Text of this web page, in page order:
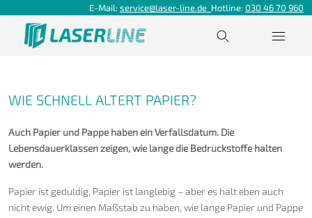
E-Mail: service@laser-line.de Hotline: 030 46 70 960
WIE SCHNELL ALTERT PAPIER?
Auch Papier und Pappe haben ein Verfallsdatum. Die
Lebensdauerklassen zeigen, wie lange die Bedruckstoffe halten
werden.
Papier ist geduldig, Papier ist langlebig – aber es hält eben auch
nicht ewig. Um einen Maßstab zu haben, wie lange Papier und Pappe